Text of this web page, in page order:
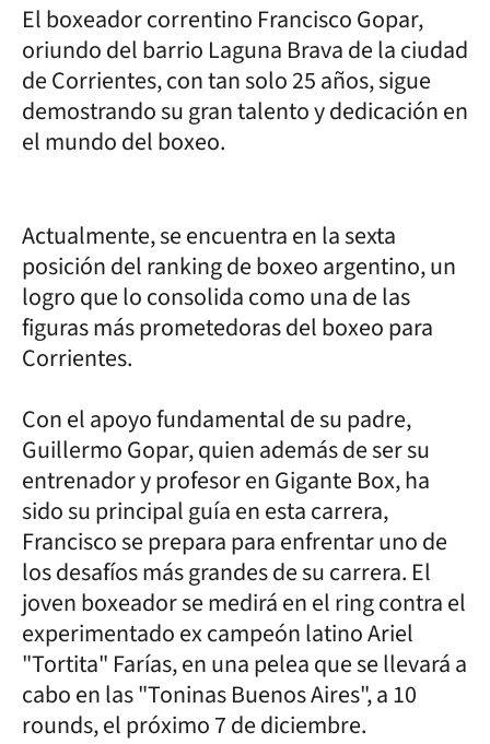
El boxeador correntino Francisco Gopar,
oriundo del barrio Laguna Brava de la ciudad
de Corrientes, con tan solo 25 años, sigue
demostrando su gran talento y dedicación en
el mundo del boxeo.
Actualmente, se encuentra en la sexta
posición del ranking de boxeo argentino, un
logro que lo consolida como una de las
figuras más prometedoras del boxeo para
Corrientes.
Con el apoyo fundamental de su padre,
Guillermo Gopar, quien además de ser su
entrenador y profesor en Gigante Box, ha
sido su principal guía en esta carrera,
Francisco se prepara para enfrentar uno de
los desafíos más grandes de su carrera. El
joven boxeador se medirá en el ring contra el
experimentado ex campeón latino Ariel
"Tortita" Farías, en una pelea que se llevará a
cabo en las "Toninas Buenos Aires", a 10
rounds, el próximo 7 de diciembre.